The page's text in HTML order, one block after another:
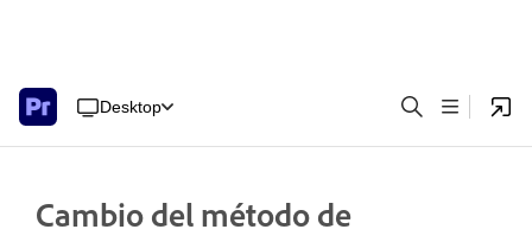
Desktop
Cambio del método de